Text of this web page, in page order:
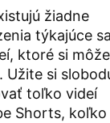
žiadne
týkajúce sa
ktoré si
Užite si
toľko videí
Shorts, koľko